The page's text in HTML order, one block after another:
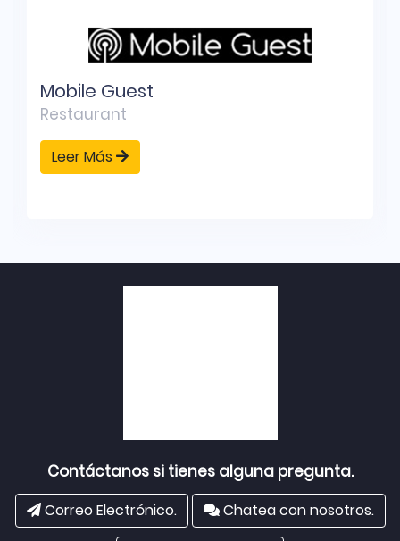
Mobile Guest
Restaurant
Leer Más
Contáctanos si tienes alguna pregunta.
Correo Electrónico. Chatea con nosotros.